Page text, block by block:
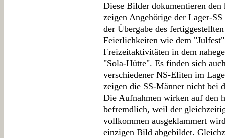
Diese Bilder dokumentieren
zeigen Angehörige der Lager-
der Übergabe des
Feierlichkeiten wie dem
Freizeitaktivitäten in dem
"Sola-Hütte". Es finden sich
verschiedener NS-Eliten im
zeigen die SS-Männer nicht bei
Die Aufnahmen wirken auf den
befremdlich, weil der
vollkommen ausgeklammert
einzigen Bild abgebildet.